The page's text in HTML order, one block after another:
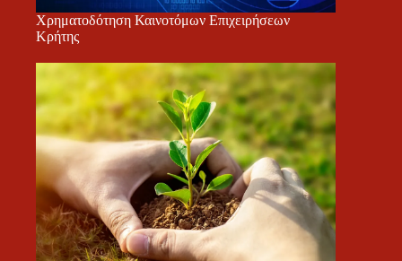
Χρηματοδότηση Καινοτόμων Επιχειρήσεων
Κρήτης